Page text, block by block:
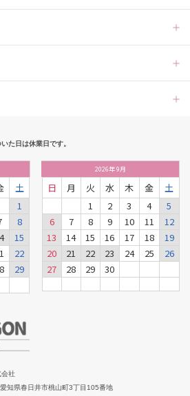
た日は休業日です。
土
1
8
15
22
29
2026年9月
日 月 火 水 木 金
土
1
2 3 4
5
6
7 8 9 10 11
12
13
14 15 16 17 18
19
20
21 22 23 24 25
26
27
28 29 30
会社
知県春日井市桃山町3丁目105番地